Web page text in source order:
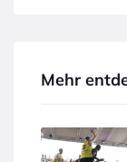
Mehr